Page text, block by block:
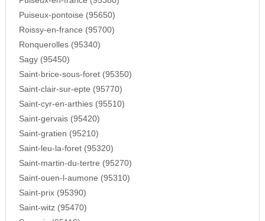
Puiseux-pontoise (95650)
Roissy-en-france (95700)
Ronquerolles (95340)
Sagy (95450)
Saint-brice-sous-foret (95350)
Saint-clair-sur-epte (95770)
Saint-cyr-en-arthies (95510)
Saint-gervais (95420)
Saint-gratien (95210)
Saint-leu-la-foret (95320)
Saint-martin-du-tertre (95270)
Saint-ouen-l-aumone (95310)
Saint-prix (95390)
Saint-witz (95470)